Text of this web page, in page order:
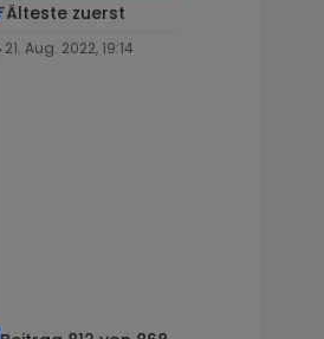
Älteste zuerst
21. Aug. 2022, 19:14